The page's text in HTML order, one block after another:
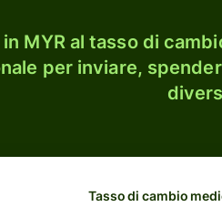
MYR al tasso di
per inviare,
Tasso di cambio